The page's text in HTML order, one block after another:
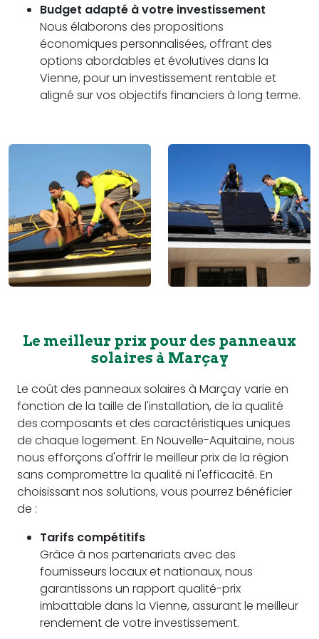
Budget adapté à votre investissement
Nous élaborons des propositions
économiques personnalisées, offrant des
options abordables et évolutives dans la
Vienne, pour un investissement rentable et
aligné sur vos objectifs financiers à long terme.
Le meilleur prix pour des panneaux
solaires à Marçay
Le coût des panneaux solaires à Marçay varie en
fonction de la taille de l'installation, de la qualité
des composants et des caractéristiques uniques
de chaque logement. En Nouvelle-Aquitaine, nous
nous efforçons d'offrir le meilleur prix de la région
sans compromettre la qualité ni l'efficacité. En
choisissant nos solutions, vous pourrez bénéficier
de :
Tarifs compétitifs
Grâce à nos partenariats avec des
fournisseurs locaux et nationaux, nous
garantissons un rapport qualité-prix
imbattable dans la Vienne, assurant le meilleur
rendement de votre investissement.